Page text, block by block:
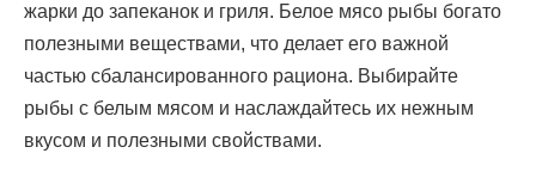
жарки до запеканок и гриля. Белое мясо рыбы богато
полезными веществами, что делает его важной
частью сбалансированного рациона. Выбирайте
рыбы с белым мясом и наслаждайтесь их нежным
вкусом и полезными свойствами.